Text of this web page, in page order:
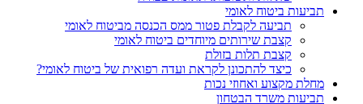
תביעות ביטוח לאומי
תביעה לקבלת פטור ממס הכנסה מביטוח לאומי
קצבת שירותים מיוחדים ביטוח לאומי
קצבת תלות בזולת
כיצד להתכונן לקראת ועדה רפואית של ביטוח לאומי?
מחלת מקצוע ואחוזי נכות
תביעות משרד הבטחון